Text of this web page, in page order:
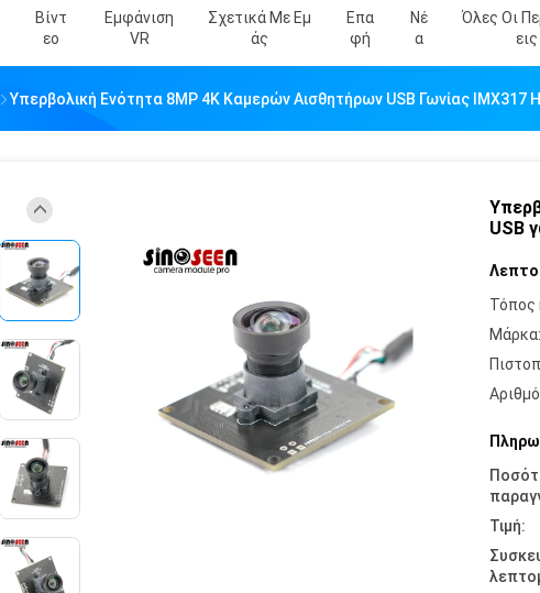
Βίντ
Εο
Εμφάνιση
VR
Σχετικά Με Εμ
Άς
Επα
Φή
Νέ
Α
Όλες Οι
Εις
Υπερβολική Ενότητα 8MP 4K Καμερών Αισθητήρων USB Γωνίας IMX317
USB
Τόπος
Μάρκα:
Τιμή: